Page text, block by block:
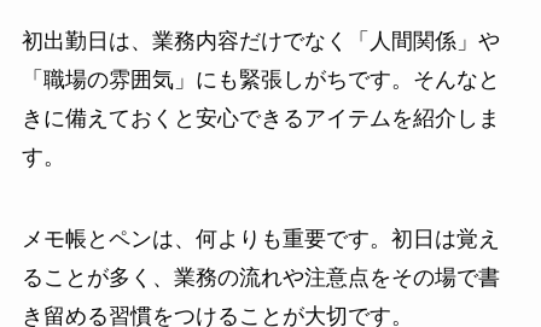
初出勤日は、業務内容だけでなく「人間関係」や
「職場の雰囲気」にも緊張しがちです。そんなと
きに備えておくと安心できるアイテムを紹介しま
す。
メモ帳とペンは、何よりも重要です。初日は覚え
ることが多く、業務の流れや注意点をその場で書
き留める習慣をつけることが大切です。